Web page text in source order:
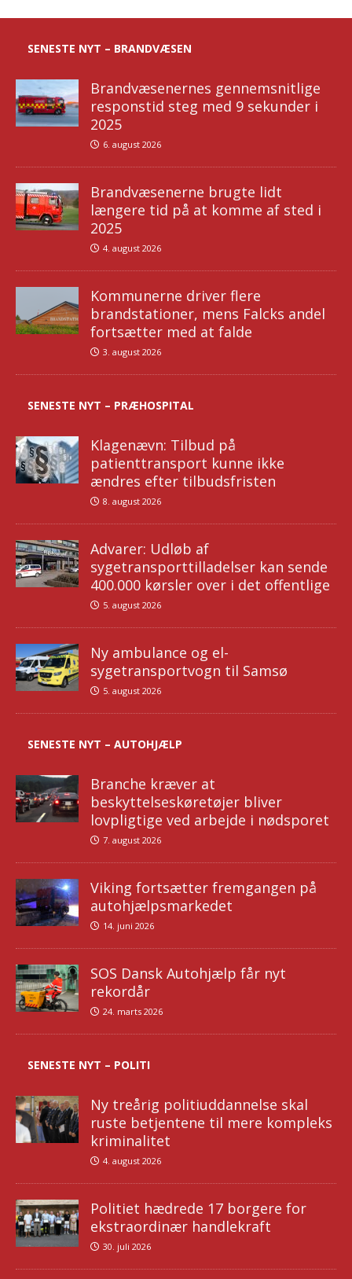
SENESTE NYT – BRANDVÆSEN
Brandvæsenernes gennemsnitlige
responstid steg med 9 sekunder i
2025
6. august 2026
Brandvæsenerne brugte lidt
længere tid på at komme af sted i
2025
4. august 2026
Kommunerne driver flere
brandstationer, mens Falcks andel
fortsætter med at falde
3. august 2026
SENESTE NYT – PRÆHOSPITAL
Klagenævn: Tilbud på
patienttransport kunne ikke
ændres efter tilbudsfristen
8. august 2026
Advarer: Udløb af
sygetransporttilladelser kan sende
400.000 kørsler over i det offentlige
5. august 2026
Ny ambulance og el-
sygetransportvogn til Samsø
5. august 2026
SENESTE NYT – AUTOHJÆLP
Branche kræver at
beskyttelseskøretøjer bliver
lovpligtige ved arbejde i nødsporet
7. august 2026
Viking fortsætter fremgangen på
autohjælpsmarkedet
14. juni 2026
SOS Dansk Autohjælp får nyt
rekordår
24. marts 2026
SENESTE NYT – POLITI
Ny treårig politiuddannelse skal
ruste betjentene til mere kompleks
kriminalitet
4. august 2026
Politiet hædrede 17 borgere for
ekstraordinær handlekraft
30. juli 2026